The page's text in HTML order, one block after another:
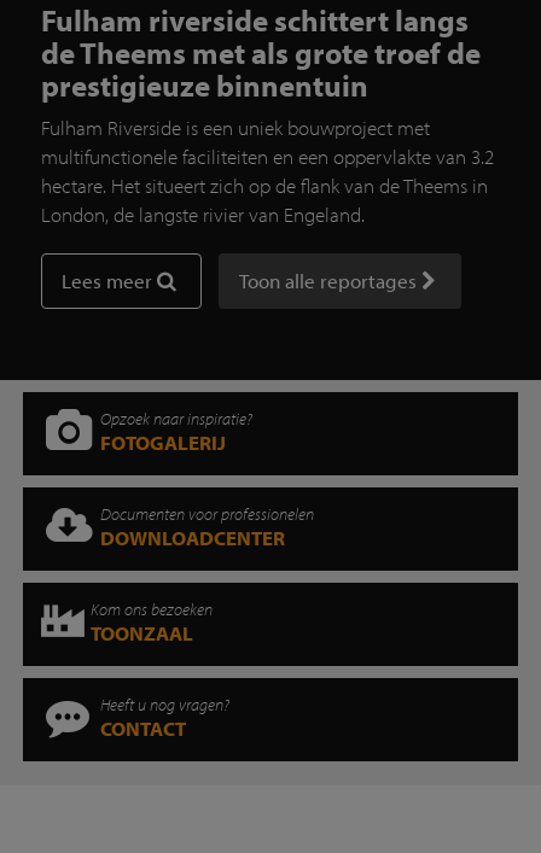
Fulham riverside schittert langs
de Theems met als grote troef de
prestigieuze binnentuin
Fulham Riverside is een uniek bouwproject met
multifunctionele faciliteiten en een oppervlakte van 3.2
hectare. Het situeert zich op de flank van de Theems in
London, de langste rivier van Engeland.
Lees meer Toon alle reportages
Opzoek naar inspiratie?
FOTOGALERIJ
Documenten voor professionelen
DOWNLOADCENTER
Kom ons bezoeken
TOONZAAL
Heeft u nog vragen?
CONTACT